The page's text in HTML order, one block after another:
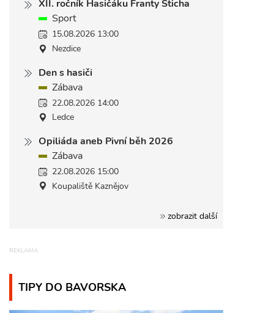
XII. ročník Hasičáku Franty Šticha
Sport
15.08.2026 13:00
Nezdice
Den s hasiči
Zábava
22.08.2026 14:00
Ledce
Opiliáda aneb Pivní běh 2026
Zábava
22.08.2026 15:00
Koupaliště Kaznějov
zobrazit další
TIPY DO BAVORSKA